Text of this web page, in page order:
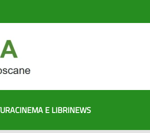
CINEMA E LIBRINEWS